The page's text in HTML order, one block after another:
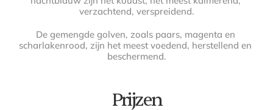
verzachtend, verspreidend.
De gemengde golven, zoals paars, magenta en
scharlakenrood, zijn het meest voedend, herstellend en
beschermend.
Prijzen